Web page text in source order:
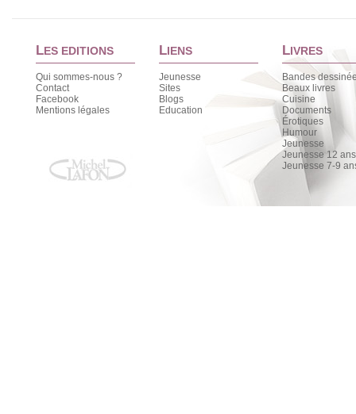
LES EDITIONS
Qui sommes-nous ?
Contact
Facebook
Mentions légales
LIENS
Jeunesse
Sites
Blogs
Education
LIVRES
Bandes
Beaux livres
Cuisine
Documents
Érotiques
Humour
Jeunesse
Jeunesse 12
Jeunesse 7-9